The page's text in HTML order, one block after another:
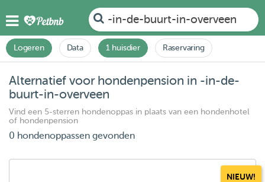
-in-de-buurt-in-overveen
Logeren Data 1 huisdier Raservaring
Alternatief voor hondenpension in -in-de-
buurt-in-overveen
Vind een 5-sterren hondenoppas in plaats van een hondenhotel
of hondenpension
0 hondenoppassen gevonden
NIEUW!